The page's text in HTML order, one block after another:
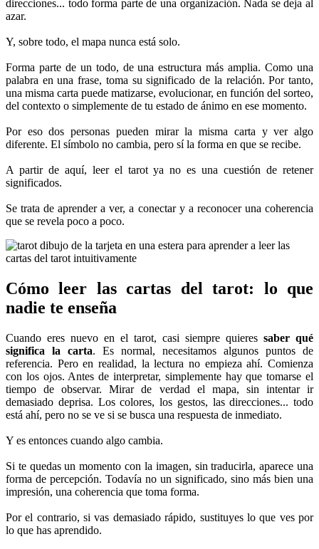
direcciones... todo forma parte de una organización. Nada se deja al
azar.
Y, sobre todo, el mapa nunca está solo.
Forma parte de un todo, de una estructura más amplia. Como una
palabra en una frase, toma su significado de la relación. Por tanto,
una misma carta puede matizarse, evolucionar, en función del sorteo,
del contexto o simplemente de tu estado de ánimo en ese momento.
Por eso dos personas pueden mirar la misma carta y ver algo
diferente. El símbolo no cambia, pero sí la forma en que se recibe.
A partir de aquí, leer el tarot ya no es una cuestión de retener
significados.
Se trata de aprender a ver, a conectar y a reconocer una coherencia
que se revela poco a poco.
Cómo leer las cartas del tarot: lo que
nadie te enseña
Cuando eres nuevo en el tarot, casi siempre quieres saber qué
significa la carta. Es normal, necesitamos algunos puntos de
referencia. Pero en realidad, la lectura no empieza ahí. Comienza
con los ojos. Antes de interpretar, simplemente hay que tomarse el
tiempo de observar. Mirar de verdad el mapa, sin intentar ir
demasiado deprisa. Los colores, los gestos, las direcciones... todo
está ahí, pero no se ve si se busca una respuesta de inmediato.
Y es entonces cuando algo cambia.
Si te quedas un momento con la imagen, sin traducirla, aparece una
forma de percepción. Todavía no un significado, sino más bien una
impresión, una coherencia que toma forma.
Por el contrario, si vas demasiado rápido, sustituyes lo que ves por
lo que has aprendido.